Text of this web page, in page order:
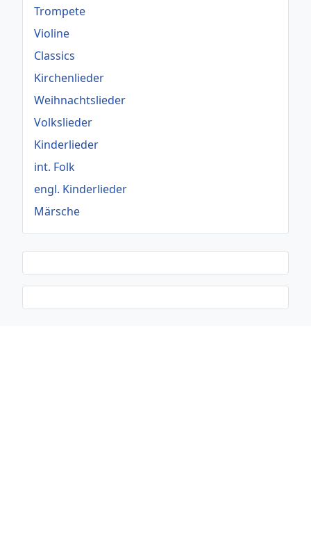
Trompete
Violine
Classics
Kirchenlieder
Weihnachtslieder
Volkslieder
Kinderlieder
int. Folk
engl. Kinderlieder
Märsche